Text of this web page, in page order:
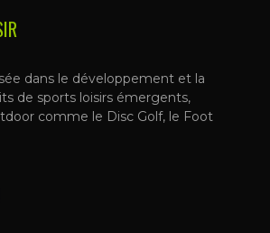
dans le développement et la
de sports loisirs émergents,
comme le Disc Golf, le Foot